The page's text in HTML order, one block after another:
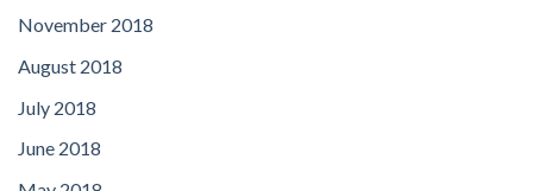
November 2018
August 2018
July 2018
June 2018